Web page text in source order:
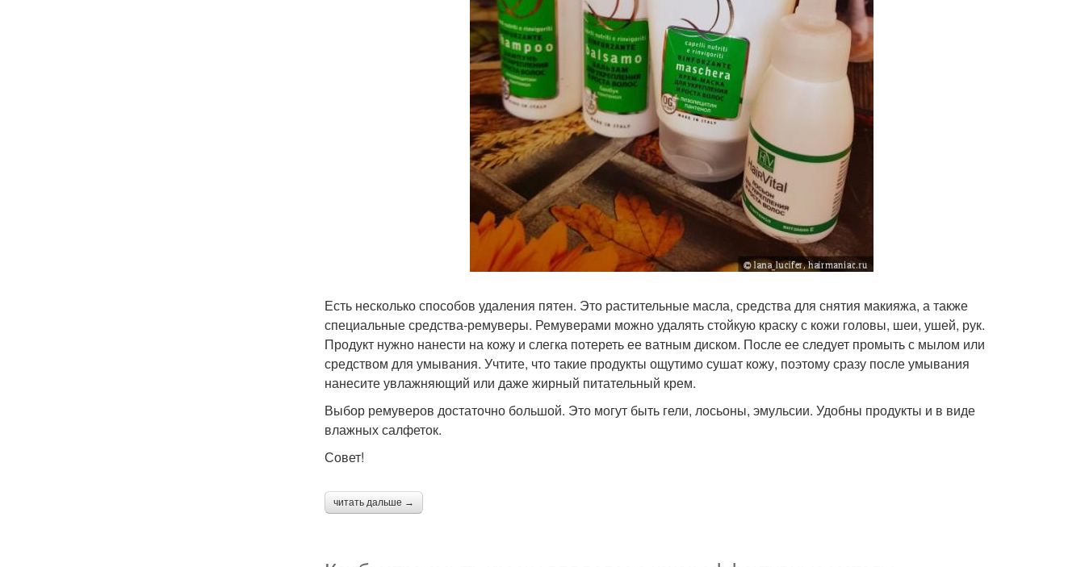
Есть несколько способов удаления пятен. Это растительные масла, средства для снятия макияжа, а также
специальные средства-ремуверы. Ремуверами можно удалять стойкую краску с кожи головы, шеи, ушей, рук.
Продукт нужно нанести на кожу и слегка потереть ее ватным диском. После ее следует промыть с мылом или
средством для умывания. Учтите, что такие продукты ощутимо сушат кожу, поэтому сразу после умывания
нанесите увлажняющий или даже жирный питательный крем.
Выбор ремуверов достаточно большой. Это могут быть гели, лосьоны, эмульсии. Удобны продукты и в виде
влажных салфеток.
Совет!
читать дальше →